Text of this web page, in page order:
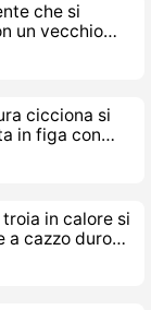
che si
un vecchio
cicciona si
in figa con
puttana
in calore si
a cazzo duro
giovane